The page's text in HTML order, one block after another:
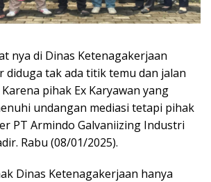
nya di Dinas Ketenagakerjaan
diduga tak ada titik temu dan jalan
pihak Ex Karyawan yang
undangan mediasi tetapi pihak
PT Armindo Galvaniizing Industri
Rabu (08/01/2025).
Dinas Ketenagakerjaan hanya